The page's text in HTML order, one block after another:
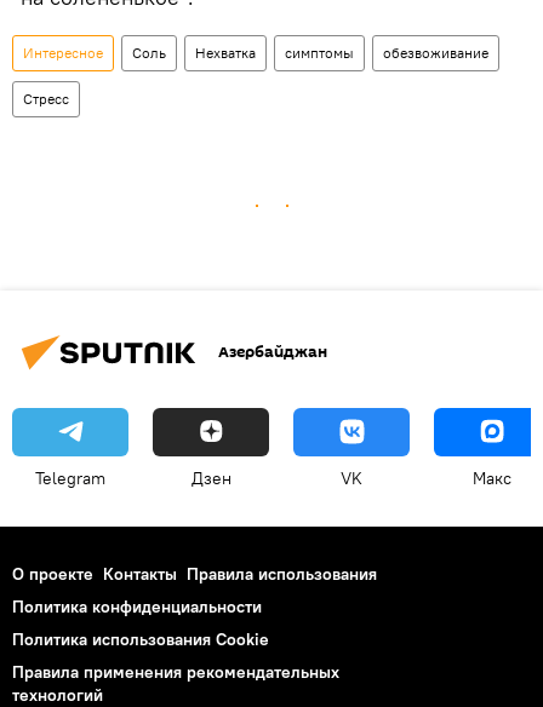
Интересное Соль Нехватка симптомы обезвоживание
Стресс
Азербайджан
Telegram Дзен VK Макс
О проекте Контакты Правила использования
Политика конфиденциальности
Политика использования Cookie
Правила применения рекомендательных
технологий